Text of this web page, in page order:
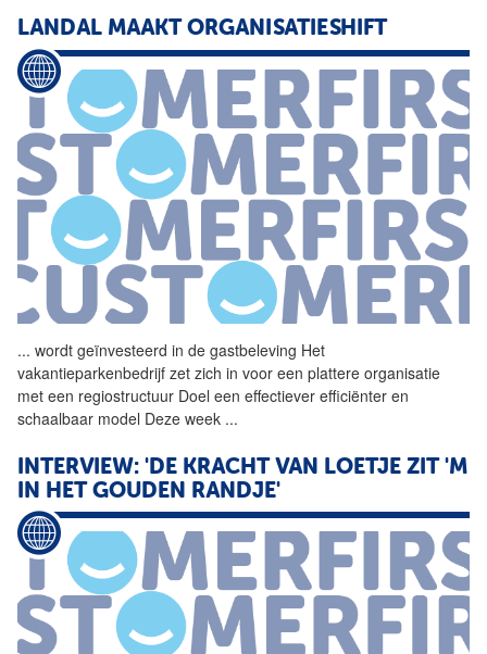
LANDAL MAAKT ORGANISATIESHIFT
... wordt geïnvesteerd in de gastbeleving Het
vakantieparkenbedrijf zet zich in voor een plattere organisatie
met een regiostructuur Doel een effectiever efficiënter en
schaalbaar model Deze week ...
INTERVIEW: 'DE KRACHT VAN LOETJE ZIT 'M
IN HET GOUDEN RANDJE'